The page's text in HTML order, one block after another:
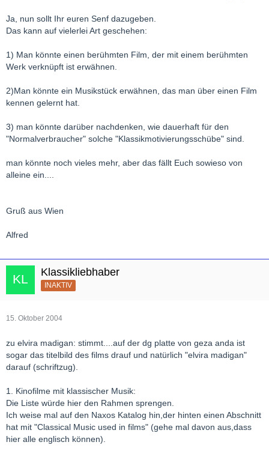
Ja, nun sollt Ihr euren Senf dazugeben.
Das kann auf vielerlei Art geschehen:
1) Man könnte einen berühmten Film, der mit einem berühmten
Werk verknüpft ist erwähnen.
2)Man könnte ein Musikstück erwähnen, das man über einen Film
kennen gelernt hat.
3) man könnte darüber nachdenken, wie dauerhaft für den
"Normalverbraucher" solche "Klassikmotivierungsschübe" sind.
man könnte noch vieles mehr, aber das fällt Euch sowieso von
alleine ein....
Gruß aus Wien
Alfred
Klassikliebhaber
INAKTIV
15. Oktober 2004
zu elvira madigan: stimmt....auf der dg platte von geza anda ist
sogar das titelbild des films drauf und natürlich "elvira madigan"
darauf (schriftzug).
1. Kinofilme mit klassischer Musik:
Die Liste würde hier den Rahmen sprengen.
Ich weise mal auf den Naxos Katalog hin,der hinten einen Abschnitt
hat mit "Classical Music used in films" (gehe mal davon aus,dass
hier alle englisch können).